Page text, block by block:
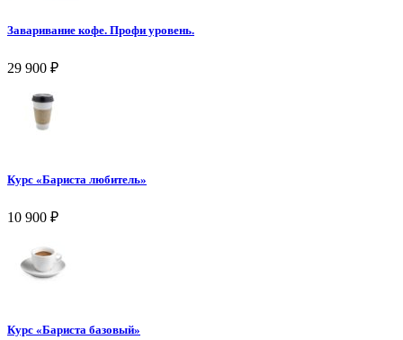
Заваривание кофе. Профи уровень.
29 900 ₽
Курс «Бариста любитель»
10 900 ₽
Курс «Бариста базовый»